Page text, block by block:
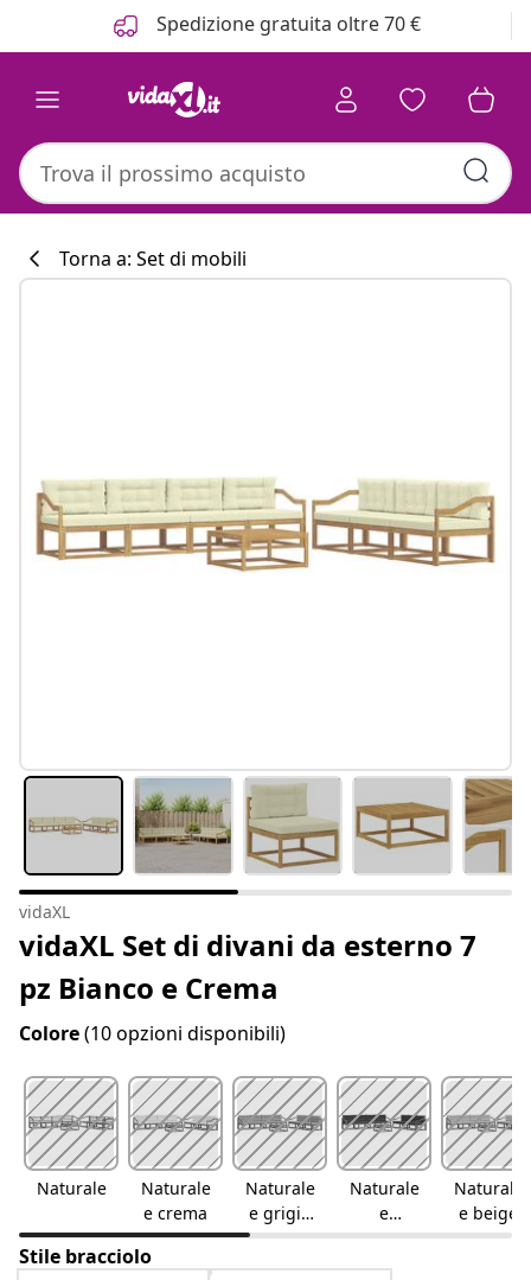
Spedizione gratuita oltre 70 €
Torna a: Set di mobili
vidaXL
vidaXL Set di divani da esterno 7
pz Bianco e Crema
Colore(10 opzioni disponibili)
Naturale
Naturale
e crema
Naturale
e grigio
chiaro
Naturale
e
antracite
Naturale
e beige
Stile bracciolo